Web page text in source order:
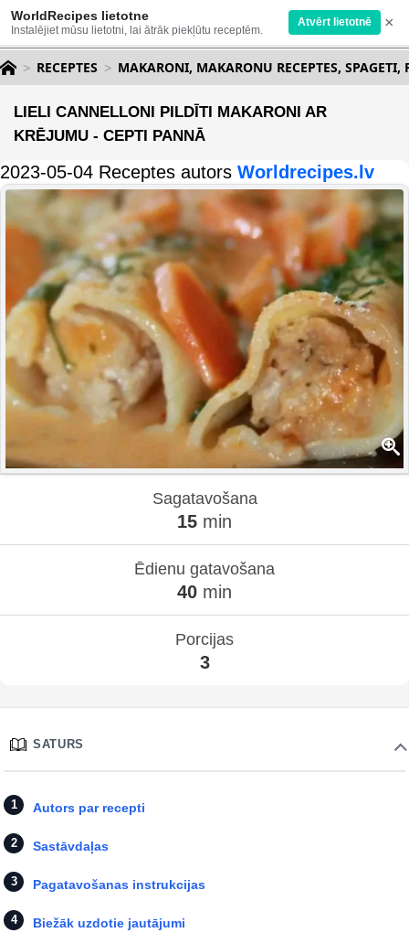
WorldRecipes lietotne
Instalējiet mūsu lietotni, lai ātrāk piekļūtu receptēm.
Atvērt lietotnē ×
RECEPTES MAKARONI, MAKARONU RECEPTES, SPAGETI,
LIELI CANNELLONI PILDĪTI MAKARONI AR
KRĒJUMU - CEPTI PANNĀ
2023-05-04 Receptes autors Worldrecipes.lv
Sagatavošana
15 min
Ēdienu gatavošana
40 min
Porcijas
3
SATURS
Autors par recepti
Sastāvdaļas
Pagatavošanas instrukcijas
Biežāk uzdotie jautājumi